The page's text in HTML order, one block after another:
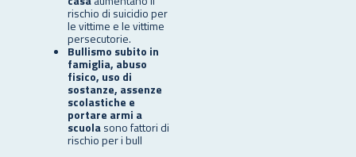
rischio di suicidio per
le vittime e le vittime
persecutorie.
Bullismo subito in
famiglia, abuso
fisico, uso di
sostanze, assenze
scolastiche e
portare armi a
scuolasono fattori di
rischio per i bull